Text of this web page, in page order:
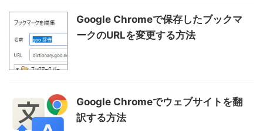
Google Chromeで保存したブックマ
ークのURLを変更する方法
Google Chromeでウェブサイトを翻
訳する方法